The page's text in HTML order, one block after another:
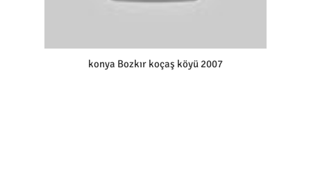
konya Bozkır koçaş köyü 2007